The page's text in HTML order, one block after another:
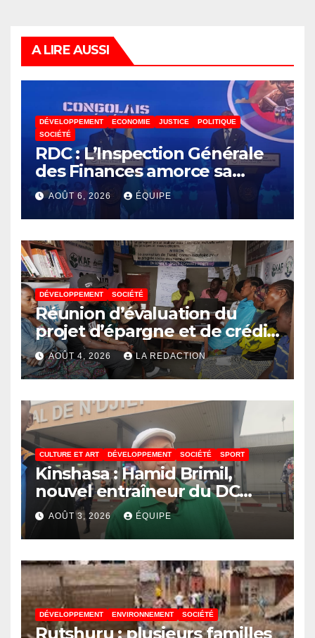
A LIRE AUSSI
DÉVELOPPEMENT ECONOMIE JUSTICE
POLITIQUE
SOCIÉTÉ
RDC : L’Inspection Générale
des Finances amorce sa
révolution numérique pour
un contrôle permanent des
finances publiques
AOÛT 6, 2026 ÉQUIPE
DÉVELOPPEMENT SOCIÉTÉ
Réunion d’évaluation du
projet d’épargne et de crédit
de JIRANI MSAADA Asbl : des
résultats encourageants et
une expansion annoncée
AOÛT 4, 2026 LA REDACTION
CULTURE ET ART DÉVELOPPEMENT SOCIÉTÉ SPORT
Kinshasa : Hamid Brimil,
nouvel entraîneur du DC
Virunga sur place, cap sur les
préparatifs de la Coupe de la
Confédération de la CAF
AOÛT 3, 2026 ÉQUIPE
DÉVELOPPEMENT ENVIRONNEMENT SOCIÉTÉ
Rutshuru : plusieurs familles